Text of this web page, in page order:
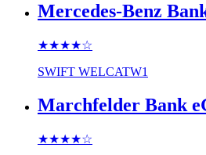
Mercedes-Benz
★★★★☆
SWIFT WELCATW1
Marchfelder Bank
★★★★☆